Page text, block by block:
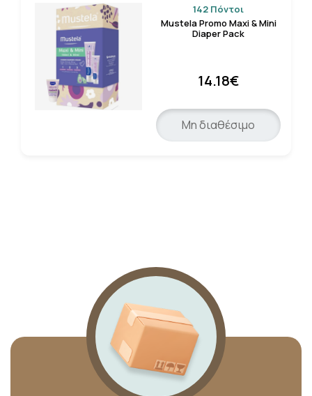
142 Πόντοι
Mustela Promo Maxi & Mini
Diaper Pack
14.18€
Μη διαθέσιμο